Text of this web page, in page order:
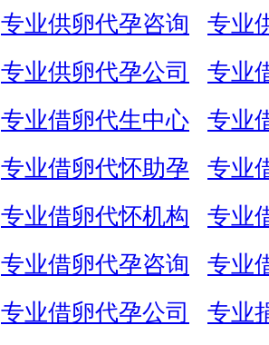
专业供卵代孕咨询
专业
专业供卵代孕公司
专业
专业借卵代生中心
专业
专业借卵代怀助孕
专业
专业借卵代怀机构
专业
专业借卵代孕咨询
专业
专业借卵代孕公司
专业